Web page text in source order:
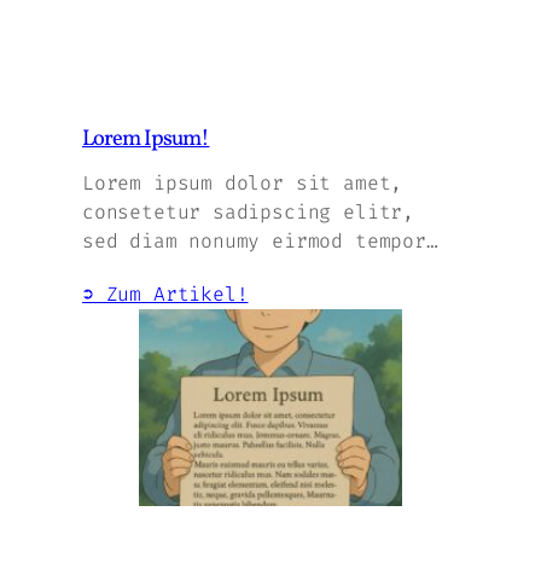
Lorem Ipsum!
Lorem ipsum dolor sit amet,
consetetur sadipscing elitr,
sed diam nonumy eirmod tempor…
➲ Zum Artikel!